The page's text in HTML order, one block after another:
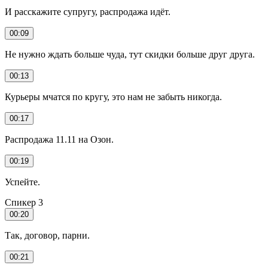
И расскажите супругу, распродажа идёт.
00:09
Не нужно ждать больше чуда, тут скидки больше друг друга.
00:13
Курьеры мчатся по кругу, это нам не забыть никогда.
00:17
Распродажа 11.11 на Озон.
00:19
Успейте.
Спикер 3
00:20
Так, договор, парни.
00:21